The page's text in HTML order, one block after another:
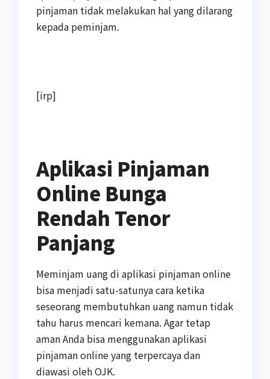
pinjaman tidak melakukan hal yang dilarang
kepada peminjam.
[irp]
Aplikasi Pinjaman
Online Bunga
Rendah Tenor
Panjang
Meminjam uang di aplikasi pinjaman online
bisa menjadi satu-satunya cara ketika
seseorang membutuhkan uang namun tidak
tahu harus mencari kemana. Agar tetap
aman Anda bisa menggunakan aplikasi
pinjaman online yang terpercaya dan
diawasi oleh OJK.